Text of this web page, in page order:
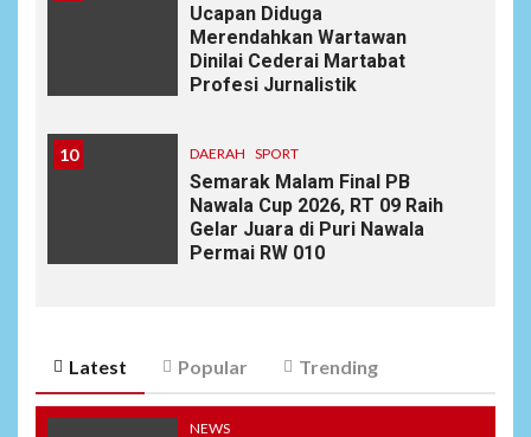
Ucapan Diduga
Merendahkan Wartawan
Dinilai Cederai Martabat
Profesi Jurnalistik
10 DAERAH SPORT
Semarak Malam Final PB
Nawala Cup 2026, RT 09 Raih
Gelar Juara di Puri Nawala
Permai RW 010
Latest Popular Trending
NEWS